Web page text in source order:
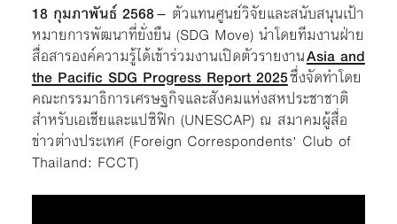
18 กุมภาพันธ์ 2568– ตัวแทนศูนย์วิจัยและสนับสนุนเป้า
หมายการพัฒนาที่ยั่งยืน (SDG Move) นำโดยทีมงานฝ่าย
สื่อสารองค์ความรู้ได้เข้าร่วมงานเปิดตัวรายงานAsia and
the Pacific SDG Progress Report 2025ซึ่งจัดทำโดย
คณะกรรมาธิการเศรษฐกิจและสังคมแห่งสหประชาชาติ
สำหรับเอเชียและแปซิฟิก (UNESCAP) ณ สมาคมผู้สื่อ
ข่าวต่างประเทศ (Foreign Correspondents’ Club of
Thailand: FCCT)